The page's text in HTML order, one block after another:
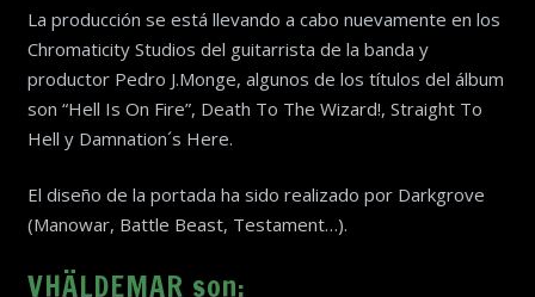
La producción se está llevando a cabo nuevamente en los
Chromaticity Studios del guitarrista de la banda y
productor Pedro J.Monge, algunos de los títulos del álbum
son “Hell Is On Fire”, Death To The Wizard!, Straight To
Hell y Damnation´s Here.
El diseño de la portada ha sido realizado por Darkgrove
(Manowar, Battle Beast, Testament…).
VHÄLDEMAR son: